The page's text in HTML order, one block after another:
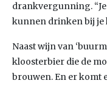
drankvergunning.
kunnen drinken bij je
Naast wijn van
kloosterbier die de
brouwen. En er komt